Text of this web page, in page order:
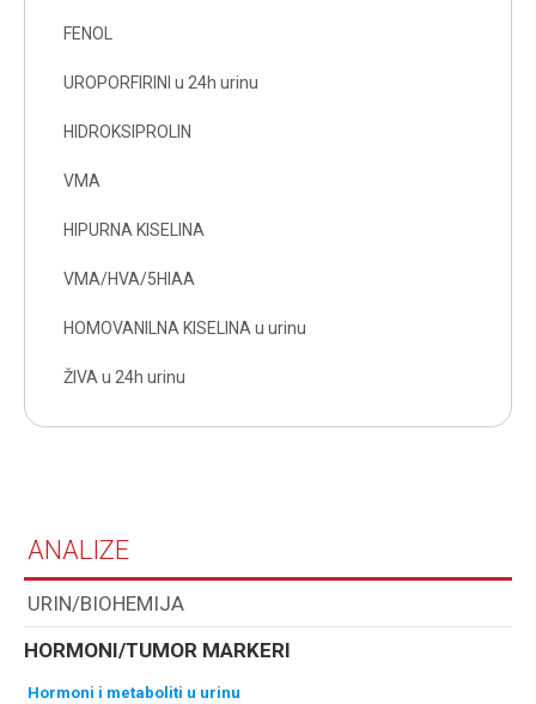
FENOL
UROPORFIRINI u 24h urinu
HIDROKSIPROLIN
VMA
HIPURNA KISELINA
VMA/HVA/5HIAA
HOMOVANILNA KISELINA u urinu
ŽIVA u 24h urinu
ANALIZE
URIN/BIOHEMIJA
HORMONI/TUMOR MARKERI
hormoni i metaboliti u urinu